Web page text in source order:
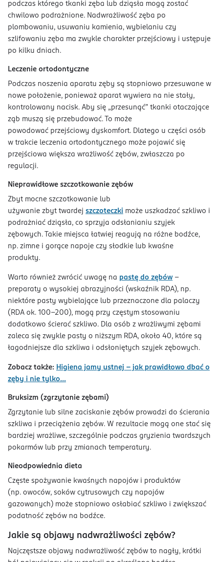
podczas którego tkanki zęba lub dziąsła mogą zostać
chwilowo podrażnione. Nadwrażliwość zęba po
plombowaniu, usuwaniu kamienia, wybielaniu czy
szlifowaniu zęba ma zwykle charakter przejściowy i ustępuje
po kilku dniach.
Leczenie ortodontyczne
Podczas noszenia aparatu zęby są stopniowo przesuwane w
nowe położenie, ponieważ aparat wywiera na nie stały,
kontrolowany nacisk. Aby się „przesunąć” tkanki otaczające
ząb muszą się przebudować. To może
powodować przejściowy dyskomfort. Dlatego u części osób
w trakcie leczenia ortodontycznego może pojawić się
przejściowa większa wrażliwość zębów, zwłaszcza po
regulacji.
Nieprawidłowe szczotkowanie zębów
Zbyt mocne szczotkowanie lub
używanie zbyt twardej szczoteczki może uszkadzać szkliwo i
podrażniać dziąsła, co sprzyja odsłanianiu szyjek
zębowych. Takie miejsca łatwiej reagują na różne bodźce,
np. zimne i gorące napoje czy słodkie lub kwaśne
produkty.
Warto również zwrócić uwagę na pastę do zębów –
preparaty o wysokiej abrazyjności (wskaźnik RDA), np.
niektóre pasty wybielające lub przeznaczone dla palaczy
(RDA ok. 100–200), mogą przy częstym stosowaniu
dodatkowo ścierać szkliwo. Dla osób z wrażliwymi zębami
zaleca się zwykle pasty o niższym RDA, około 40, które są
łagodniejsze dla szkliwa i odsłoniętych szyjek zębowych.
Zobacz także: Higiena jamy ustnej – jak prawidłowo dbać o
zęby i nie tylko...
Bruksizm (zgrzytanie zębami)
Zgrzytanie lub silne zaciskanie zębów prowadzi do ścierania
szkliwa i przeciążenia zębów. W rezultacie mogą one stać się
bardziej wrażliwe, szczególnie podczas gryzienia twardszych
pokarmów lub przy zmianach temperatury.
Nieodpowiednia dieta
Częste spożywanie kwaśnych napojów i produktów
(np. owoców, soków cytrusowych czy napojów
gazowanych) może stopniowo osłabiać szkliwo i zwiększać
podatność zębów na bodźce.
Jakie są objawy nadwrażliwości zębów?
Najczęstsze objawy nadwrażliwość zębów to nagły, krótki